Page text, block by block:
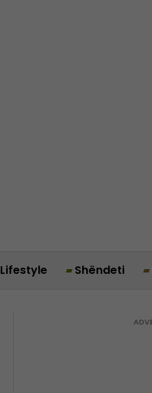
Lifestyle Shëndeti